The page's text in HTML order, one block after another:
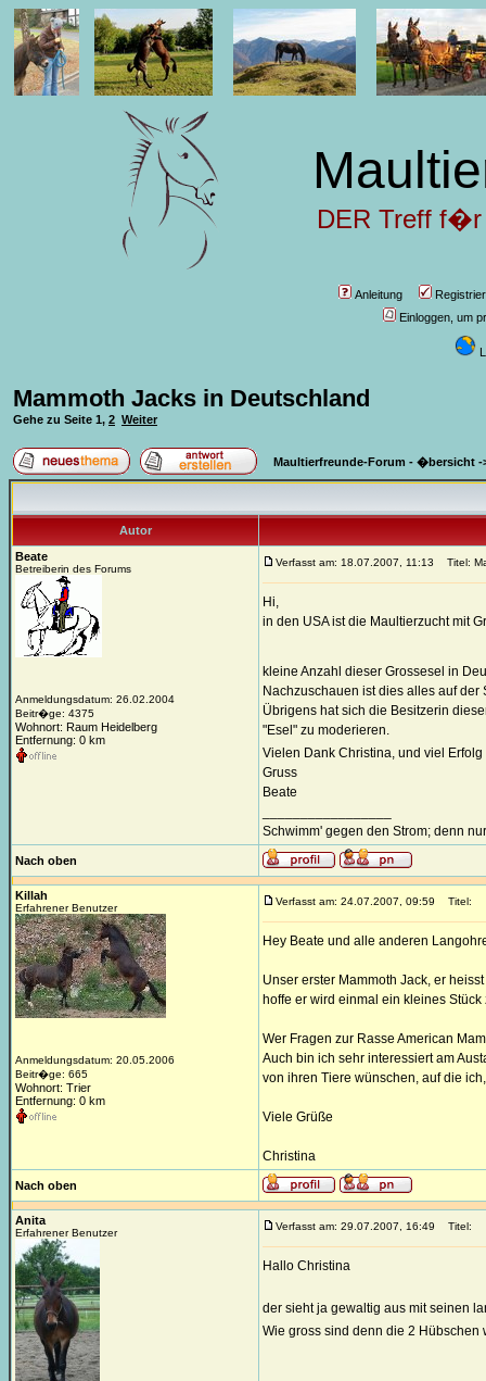
DER Treff f�r
Anleitung
Einloggen, um
Mammoth Jacks in Deutschland
Gehe zu Seite 1, 2 Weiter
Maultierfreunde-Forum - �bersicht -
Autor
Beate
Betreiberin des Forums
Anmeldungsdatum: 26.02.2004
Beitr�ge: 4375
Wohnort: Raum Heidelberg
Entfernung: 0 km
Verfasst am: 18.07.2007, 11:13 Titel:
Hi,
in den USA ist die Maultierzucht mit
kleine Anzahl dieser Grossesel in
Nachzuschauen ist dies alles auf der
Übrigens hat sich die Besitzerin
"Esel" zu moderieren.
Vielen Dank Christina, und viel
Gruss
Beate
Schwimm' gegen den Strom; denn
Nach oben
Killah
Erfahrener Benutzer
Anmeldungsdatum: 20.05.2006
Beitr�ge: 665
Wohnort: Trier
Entfernung: 0 km
Verfasst am: 24.07.2007, 09:59 Titel:
Hey Beate und alle anderen
Unser erster Mammoth Jack, er
hoffe er wird einmal ein kleines
Wer Fragen zur Rasse American
Auch bin ich sehr interessiert am
von ihren Tiere wünschen, auf die
Viele Grüße
Christina
Nach oben
Anita
Erfahrener Benutzer
Verfasst am: 29.07.2007, 16:49 Titel:
Hallo Christina
der sieht ja gewaltig aus mit seinen
Wie gross sind denn die 2